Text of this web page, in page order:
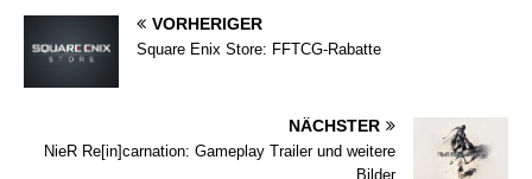
VORHERIGER
Square Enix Store: FFTCG-Rabatte
NÄCHSTER
NieR Re[in]carnation: Gameplay Trailer und weitere
Bilder